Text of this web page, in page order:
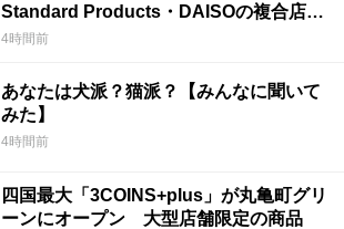
Standard Products・DAISOの複合店は
香川県初
4時間前
あなたは犬派？猫派？【みんなに聞いて
みた】
4時間前
四国最大「3COINS+plus」が丸亀町グリ
ーンにオープン 大型店舗限定の商品